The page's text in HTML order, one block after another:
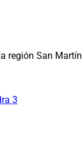
región San Martín
3